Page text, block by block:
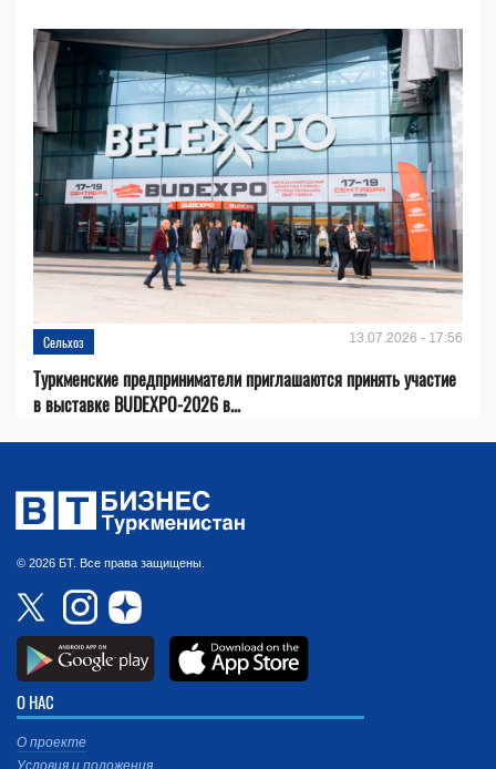
Сельхоз 13.07.2026 - 17:56
Туркменские предприниматели приглашаются принять участие
в выставке BUDEXPO-2026 в...
© 2026 БТ. Все права защищены.
О НАС
О проекте
Условия и положения